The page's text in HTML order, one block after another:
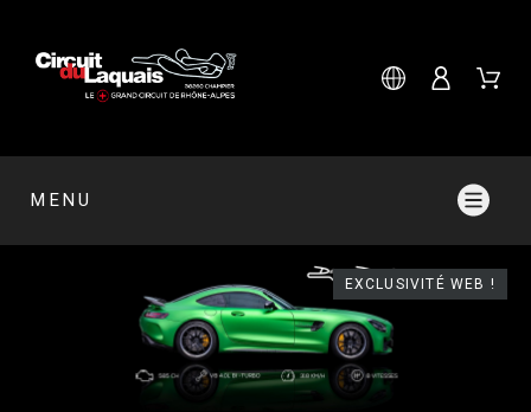
MENU
EXCLUSIVITÉ WEB !